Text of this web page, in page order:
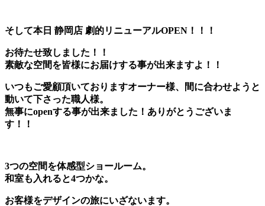
そして本日 静岡店 劇的リニューアルOPEN！！！
お待たせ致しました！！
素敵な空間を皆様にお届けする事が出来ますよ！！
いつもご愛顧頂いておりますオーナー様、間に合わせようと
動いて下さった職人様。
無事にopenする事が出来ました！ありがとうございま
す！！
3つの空間を体感型ショールーム。
和室も入れると4つかな。
お客様をデザインの旅にいざないます。